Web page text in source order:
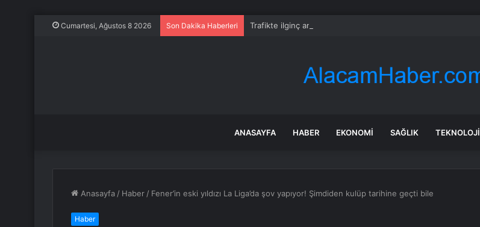
Cumartesi, Ağustos 8 2026 Son Dakika Haberleri Trafikte ilginç anlar! Çuval patladı paralar yola saçıldı
ANASAYFA HABER EKONOMI SAĞLIK TEKNOLOJI
Anasayfa / Haber / Fener’in eski yıldızı La Liga’da şov yapıyor! Şimdiden kulüp tarihine geçti bile
Haber